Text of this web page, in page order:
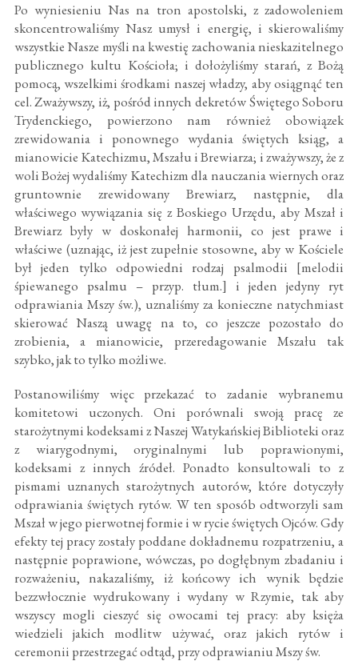
Po wyniesieniu Nas na tron apostolski, z zadowoleniem
skoncentrowaliśmy Nasz umysł i energię, i skierowaliśmy
wszystkie Nasze myśli na kwestię zachowania nieskazitelnego
publicznego kultu Kościoła; i dołożyliśmy starań, z Bożą
pomocą, wszelkimi środkami naszej władzy, aby osiągnąć ten
cel. Zważywszy, iż, pośród innych dekretów Świętego Soboru
Trydenckiego, powierzono nam również obowiązek
zrewidowania i ponownego wydania świętych ksiąg, a
mianowicie Katechizmu, Mszału i Brewiarza; i zważywszy, że z
woli Bożej wydaliśmy Katechizm dla nauczania wiernych oraz
gruntownie zrewidowany Brewiarz, następnie, dla
właściwego wywiązania się z Boskiego Urzędu, aby Mszał i
Brewiarz były w doskonałej harmonii, co jest prawe i
właściwe (uznając, iż jest zupełnie stosowne, aby w Kościele
był jeden tylko odpowiedni rodzaj psalmodii [melodii
śpiewanego psalmu – przyp. tłum.] i jeden jedyny ryt
odprawiania Mszy św.), uznaliśmy za konieczne natychmiast
skierować Naszą uwagę na to, co jeszcze pozostało do
zrobienia, a mianowicie, przeredagowanie Mszału tak
szybko, jak to tylko możliwe.
Postanowiliśmy więc przekazać to zadanie wybranemu
komitetowi uczonych. Oni porównali swoją pracę ze
starożytnymi kodeksami z Naszej Watykańskiej Biblioteki oraz
z wiarygodnymi, oryginalnymi lub poprawionymi,
kodeksami z innych źródeł. Ponadto konsultowali to z
pismami uznanych starożytnych autorów, które dotyczyły
odprawiania świętych rytów. W ten sposób odtworzyli sam
Mszał w jego pierwotnej formie i w rycie świętych Ojców. Gdy
efekty tej pracy zostały poddane dokładnemu rozpatrzeniu, a
następnie poprawione, wówczas, po dogłębnym zbadaniu i
rozważeniu, nakazaliśmy, iż końcowy ich wynik będzie
bezzwłocznie wydrukowany i wydany w Rzymie, tak aby
wszyscy mogli cieszyć się owocami tej pracy: aby księża
wiedzieli jakich modlitw używać, oraz jakich rytów i
ceremonii przestrzegać odtąd, przy odprawianiu Mszy św.